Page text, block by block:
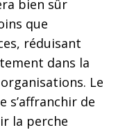
bien sûr
que
réduisant
dans la
Le
s’affranchir de
la perche